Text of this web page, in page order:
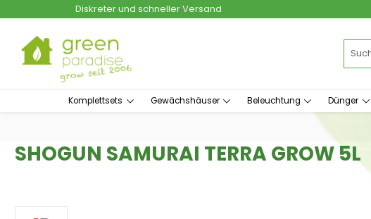
Hauptinhalt springen
Zur Suche springenDiskreter und schneller Versand
Komplettsets Gewächshäuser Beleuchtung Dünger
SHOGUN SAMURAI TERRA GROW 5L
Bildergalerie überspringen